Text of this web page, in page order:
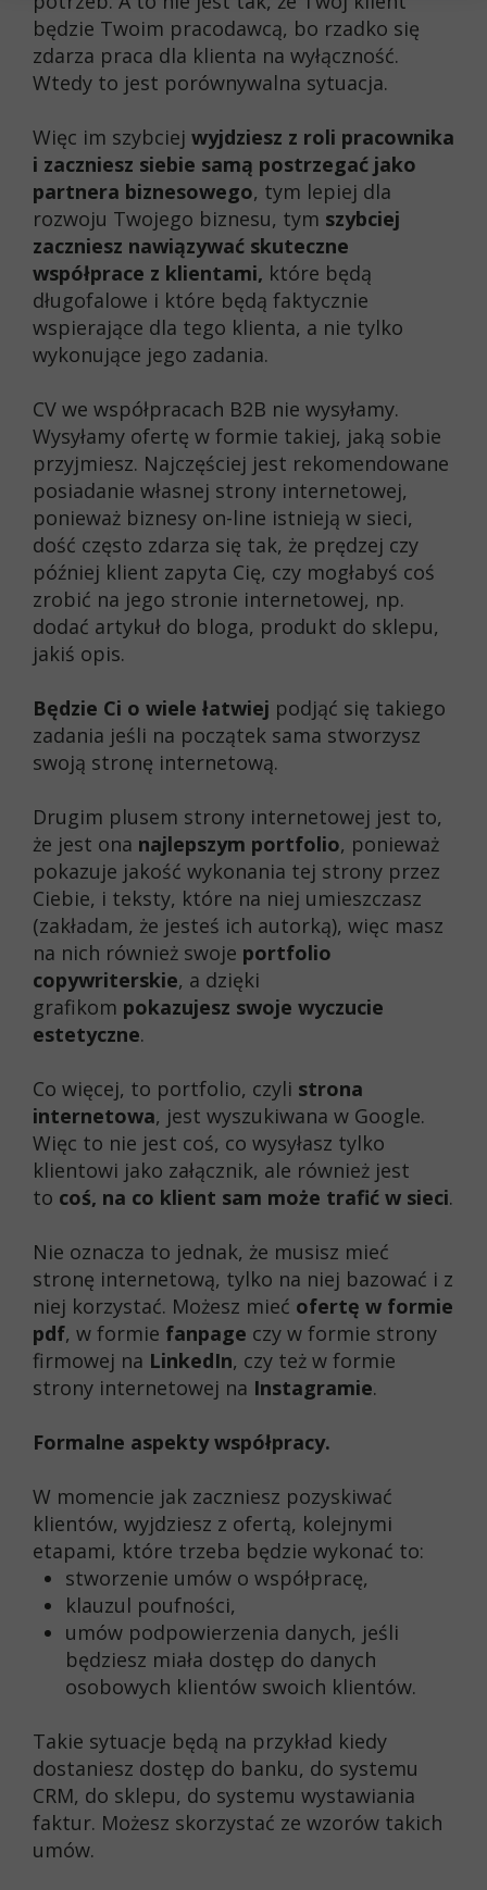
będzie Twoim pracodawcą, bo rzadko się
zdarza praca dla klienta na wyłączność.
Wtedy to jest porównywalna sytuacja.
Więc im szybciej wyjdziesz z roli pracownika
i zaczniesz siebie samą postrzegać jako
partnera biznesowego, tym lepiej dla
rozwoju Twojego biznesu, tym szybciej
zaczniesz nawiązywać skuteczne
współprace z klientami, które będą
długofalowe i które będą faktycznie
wspierające dla tego klienta, a nie tylko
wykonujące jego zadania.
CV we współpracach B2B nie wysyłamy.
Wysyłamy ofertę w formie takiej, jaką sobie
przyjmiesz. Najczęściej jest rekomendowane
posiadanie własnej strony internetowej,
ponieważ biznesy on-line istnieją w sieci,
dość często zdarza się tak, że prędzej czy
później klient zapyta Cię, czy mogłabyś coś
zrobić na jego stronie internetowej, np.
dodać artykuł do bloga, produkt do sklepu,
jakiś opis.
Będzie Ci o wiele łatwiej podjąć się takiego
zadania jeśli na początek sama stworzysz
swoją stronę internetową.
Drugim plusem strony internetowej jest to,
że jest ona najlepszym portfolio, ponieważ
pokazuje jakość wykonania tej strony przez
Ciebie, i teksty, które na niej umieszczasz
(zakładam, że jesteś ich autorką), więc masz
na nich również swoje portfolio
copywriterskie, a dzięki
grafikom pokazujesz swoje wyczucie
estetyczne.
Co więcej, to portfolio, czyli strona
internetowa, jest wyszukiwana w Google.
Więc to nie jest coś, co wysyłasz tylko
klientowi jako załącznik, ale również jest
to coś, na co klient sam może trafić w sieci.
Nie oznacza to jednak, że musisz mieć
stronę internetową, tylko na niej bazować i z
niej korzystać. Możesz mieć ofertę w formie
pdf, w formie fanpage czy w formie strony
firmowej na LinkedIn, czy też w formie
strony internetowej na Instagramie.
Formalne aspekty współpracy.
W momencie jak zaczniesz pozyskiwać
klientów, wyjdziesz z ofertą, kolejnymi
etapami, które trzeba będzie wykonać to:
stworzenie umów o współpracę,
klauzul poufności,
umów podpowierzenia danych, jeśli
będziesz miała dostęp do danych
osobowych klientów swoich klientów.
Takie sytuacje będą na przykład kiedy
dostaniesz dostęp do banku, do systemu
CRM, do sklepu, do systemu wystawiania
faktur. Możesz skorzystać ze wzorów takich
umów.